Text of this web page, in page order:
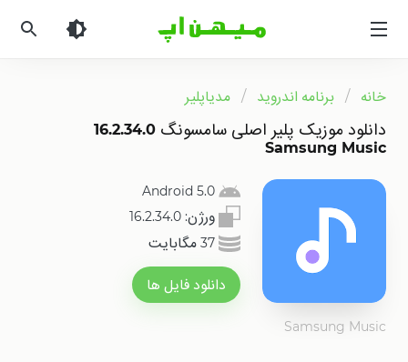
و
اندروید
خانه برنامه اندروید مدیاپلیر
دانلود موزیک پلیر اصلی سامسونگ 16.2.34.0
Samsung Music
Android 5.0
ورژن: 16.2.34.0
37 مگابایت
دانلود فایل ها
Samsung Music